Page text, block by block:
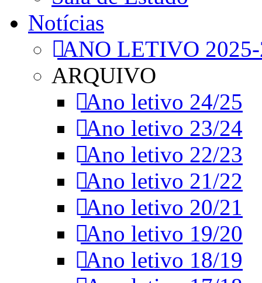
Notícias
ANO LETIVO
ARQUIVO
Ano letivo 24/25
Ano letivo 23/24
Ano letivo 22/23
Ano letivo 21/22
Ano letivo 20/21
Ano letivo 19/20
Ano letivo 18/19